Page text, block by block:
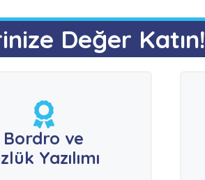
Değer Katın!
Bordro ve
Yazılımı